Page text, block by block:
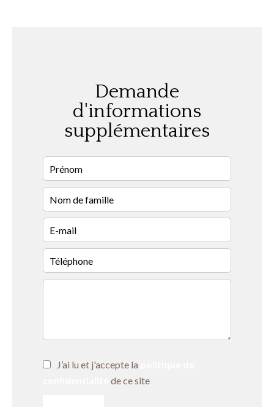
Demande
d'informations
supplémentaires
J’ai lu et j'accepte la
de ce site